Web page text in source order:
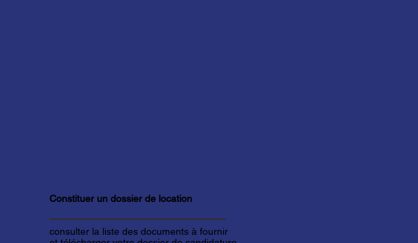
Constituer un dossier de location
consulter la liste des documents à fournir